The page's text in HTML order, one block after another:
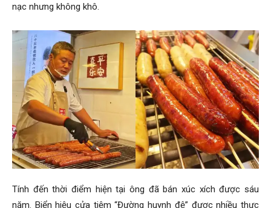
nạc nhưng không khô.
Tính đến thời điểm hiện tại ông đã bán xúc xích được sáu
năm. Biển hiệu cửa tiệm “Đường huynh đệ” được nhiều thực